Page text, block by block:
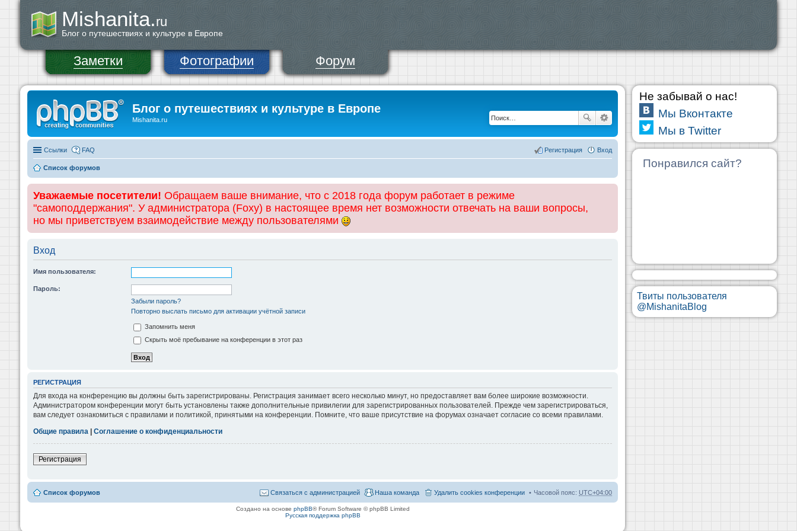
Mishanita.ru
Блог о путешествиях и культуре в Европе
Заметки Фотографии Форум
Блог о путешествиях и культуре в Европе
Mishanita.ru
Ссылки FAQ Вход
Регистрация
Список форумов
Уважаемые посетители! Обращаем ваше внимание, что с 2018 года форум работает в режиме
"самоподдержания". У администратора (Foxy) в настоящее время нет возможности отвечать на ваши вопросы,
но мы приветствуем взаимодействие между пользователями
Вход
Имя пользователя:
Пароль:
Забыли пароль?
Повторно выслать письмо для активации учётной записи
Запомнить меня
Скрыть моё пребывание на конференции в этот раз
РЕГИСТРАЦИЯ
Для входа на конференцию вы должны быть зарегистрированы. Регистрация занимает всего несколько минут, но предоставляет вам более широкие возможности.
Администратором конференции могут быть установлены также дополнительные привилегии для зарегистрированных пользователей. Прежде чем зарегистрироваться,
вам следует ознакомиться с правилами и политикой, принятыми на конференции. Помните, что ваше присутствие на форумах означает согласие со всеми правилами.
Общие правила
Соглашение о конфиденциальности
Регистрация
Список форумов Часовой пояс: UTC+04:00
Удалить cookies конференции
Наша команда
Связаться с администрацией
Создано на основе phpBB® Forum Software © phpBB Limited
Русская поддержка phpBB
Не забывай о нас!
Мы Вконтакте
Мы в Twitter
Понравился сайт?
Твиты пользователя
@MishanitaBlog